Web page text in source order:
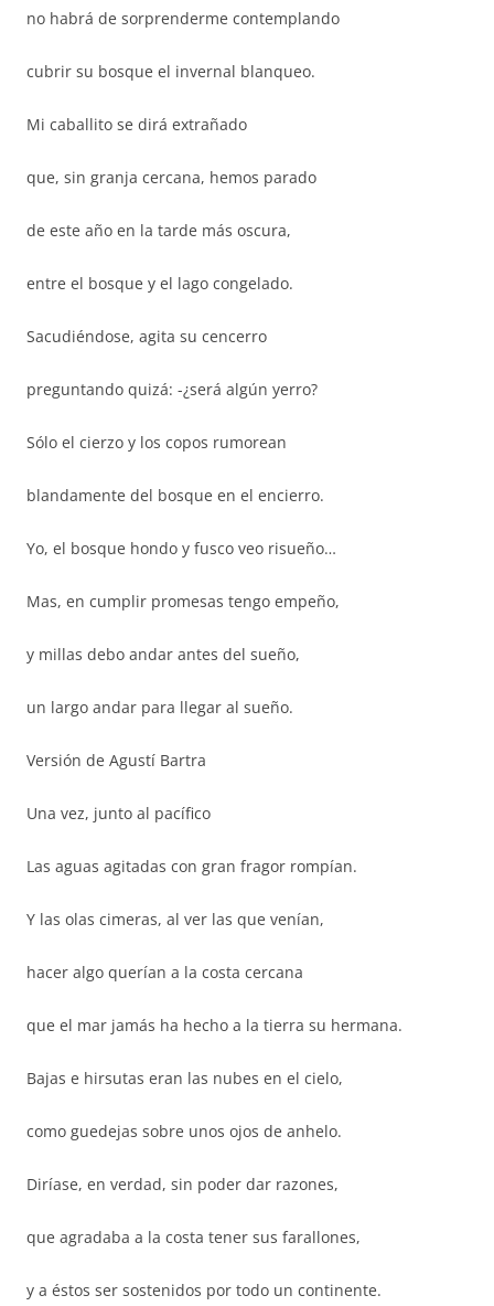
no habrá de sorprenderme contemplando
cubrir su bosque el invernal blanqueo.
Mi caballito se dirá extrañado
que, sin granja cercana, hemos parado
de este año en la tarde más oscura,
entre el bosque y el lago congelado.
Sacudiéndose, agita su cencerro
preguntando quizá: -¿será algún yerro?
Sólo el cierzo y los copos rumorean
blandamente del bosque en el encierro.
Yo, el bosque hondo y fusco veo risueño…
Mas, en cumplir promesas tengo empeño,
y millas debo andar antes del sueño,
un largo andar para llegar al sueño.
Versión de Agustí Bartra
Una vez, junto al pacífico
Las aguas agitadas con gran fragor rompían.
Y las olas cimeras, al ver las que venían,
hacer algo querían a la costa cercana
que el mar jamás ha hecho a la tierra su hermana.
Bajas e hirsutas eran las nubes en el cielo,
como guedejas sobre unos ojos de anhelo.
Diríase, en verdad, sin poder dar razones,
que agradaba a la costa tener sus farallones,
y a éstos ser sostenidos por todo un continente.